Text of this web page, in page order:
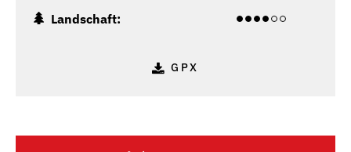
Landschaft:
GPX